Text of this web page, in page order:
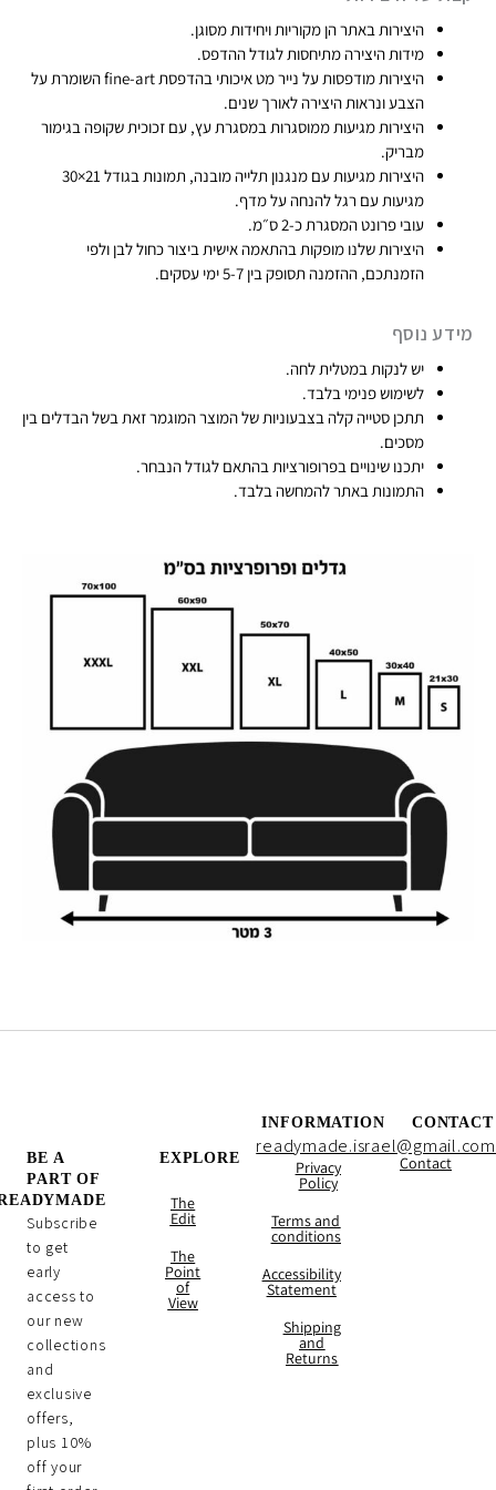
היצירות באתר הן מקוריות ויחידות מסוגן​.
מידות היצירה מתיחסות לגודל ההדפס.
היצירות מודפסות על נייר מט איכותי בהדפסת fine-art​ השומרת על
הצבע ונראות היצירה לאורך שנים.
היצירות מגיעות ממוסגרות במסגרת עץ, עם זכוכית שקופה בגימור
מבריק.​
היצירות מגיעות עם מנגנון תלייה מובנה, תמונות בגודל 21×30
מגיעות עם רגל להנחה על מדף.
עובי פרונט המסגרת כ-2 ס״מ.
היצירות שלנו מופקות בהתאמה אישית ביצור כחול לבן ולפי
הזמנתכם, ההזמנה תסופק בין 5-7 ימי עסקים.​
מידע נוסף
יש לנקות במטלית לחה.
לשימוש פנימי בלבד.
תתכן סטייה קלה בצבעוניות של המוצר המוגמר זאת בשל הבדלים בין
מסכים.
יתכנו שינויים בפרופורציות בהתאם לגודל הנבחר.
התמונות באתר להמחשה בלבד.
CONTACT
readymade.israel@gmail.com
Contact
INFORMATION
Privacy
Policy
Terms and
conditions
Accessibility
Statement
Shipping
and
Returns
EXPLORE
The
Edit
The
Point
of
View
BE A
PART OF
Subscribe
to get
early
access to
our new
collections
and
exclusive
offers,
plus 10%
off your